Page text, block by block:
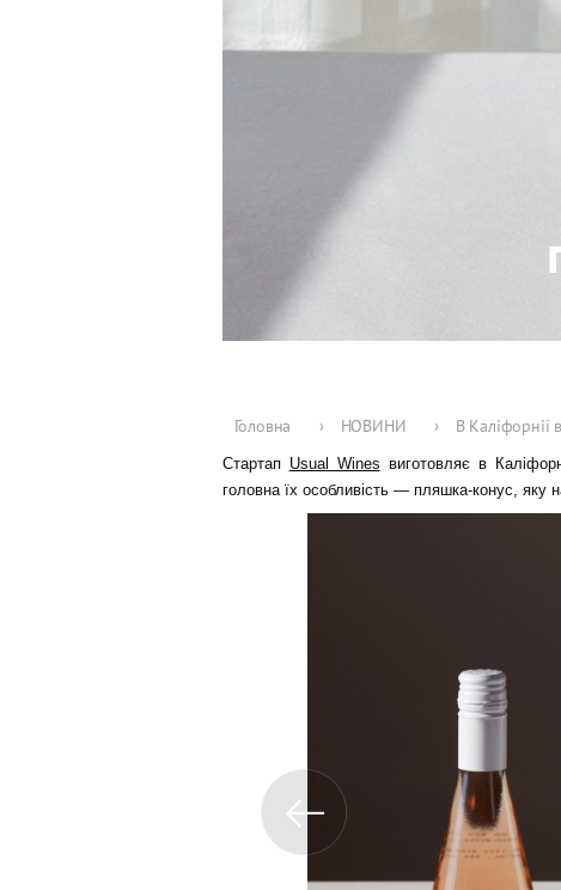
Головна › НОВИНИ › В Каліфорнії
Стартап Usual Wines виготовляє в
головна їх особливість — пляшка-конус, яку